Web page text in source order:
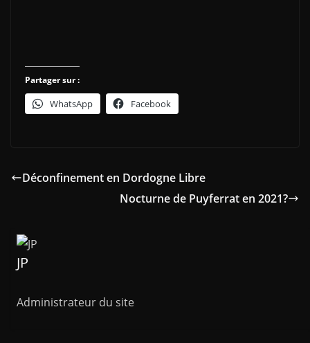
Partager sur :
WhatsApp Facebook
Déconfinement en Dordogne Libre
Nocturne de Puyferrat en 2021?
JP
Administrateur du site